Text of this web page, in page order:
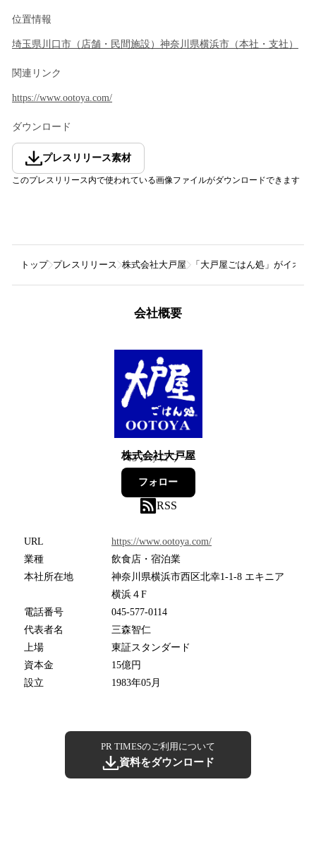
位置情報
埼玉県川口市 （ 店舗・民間施設 ） 神奈川県横浜市 （本社・支社 ）
関連リンク
https://www.ootoya.com/
ダウンロード
プレスリリース素材
このプレスリリース内で使われている画像ファイルがダウンロードできます
トップ プレスリリース 株式会社大戸屋 「大戸屋ごはん処」がイオ
会社概要
株式会社大戸屋
43フォロワー
フォロー
RSS
URL
https://www.ootoya.com/
業種
飲食店・宿泊業
本社所在地
神奈川県横浜市西区北幸1-1-8 エキニア
横浜４F
電話番号
045-577-0114
代表者名
三森智仁
上場
東証スタンダード
資本金
15億円
設立
1983年05月
PR TIMESのご利用について
資料をダウンロード